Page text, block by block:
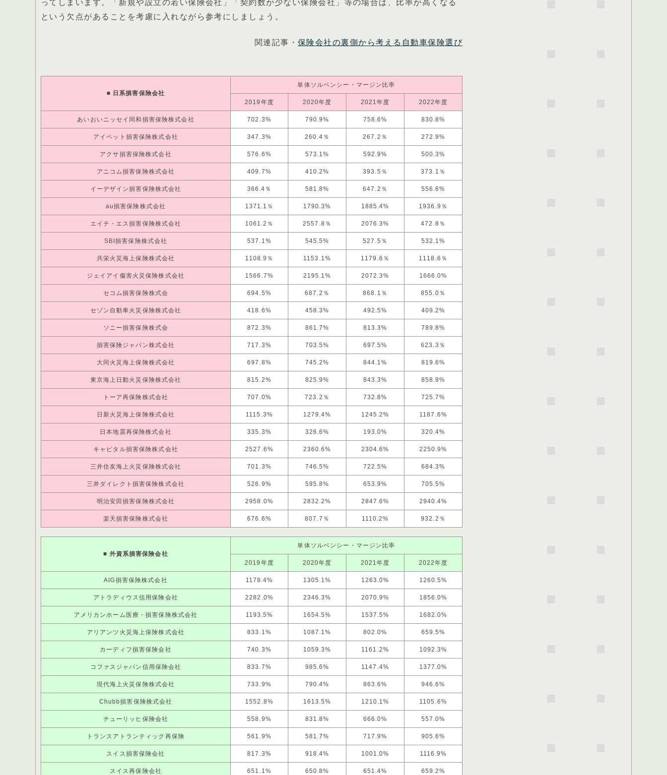
ってしまいます。「新規や設立の若い保険会社」「契約数が少ない保険会社」等の場合は、比率が高くなる
という欠点があることを考慮に入れながら参考にしましょう。
関連記事・保険会社の裏側から考える自動車保険選び
■ 日系損害保険会社
単体ソルベンシー・マージン比率
2019年度 2020年度 2021年度 2022年度
あいおいニッセイ同和損害保険株式会社 702.3% 790.9% 758.6% 830.8%
アイペット損害保険株式会社 347.3% 260.4％ 267.2％ 272.9%
アクサ損害保険株式会社 576.6% 573.1% 592.9% 500.3%
アニコム損害保険株式会社 409.7% 410.2% 393.5％ 373.1％
イーデザイン損害保険株式会社 366.4％ 581.8% 647.2％ 556.6%
au損害保険株式会社 1371.1％ 1790.3% 1885.4% 1936.9％
エイチ・エス損害保険株式会社 1061.2％ 2557.8％ 2076.3% 472.8％
SBI損害保険株式会社 537.1% 545.5% 527.5％ 532.1%
共栄火災海上保険株式会社 1108.9％ 1153.1% 1179.6％ 1118.6％
ジェイアイ傷害火災保険株式会社 1566.7% 2195.1% 2072.3% 1666.0%
セコム損害保険株式会 694.5% 687.2％ 868.1％ 855.0％
セゾン自動車火災保険株式会社 418.6% 458.3% 492.5% 409.2%
ソニー損害保険株式会 872.3% 861.7% 813.3% 789.8%
損害保険ジャパン株式会社 717.3% 703.5% 697.5% 623.3％
大同火災海上保険株式会社 697.8% 745.2% 844.1% 819.6%
東京海上日動火災保険株式会社 815.2% 825.9% 843.3% 858.9%
トーア再保険株式会社 707.0% 723.2％ 732.8% 725.7%
日新火災海上保険株式会社 1115.3% 1279.4% 1245.2% 1187.6%
日本地震再保険株式会社 335.3% 326.6% 193.0% 320.4%
キャピタル損害保険株式会社 2527.6% 2360.6% 2304.6% 2250.9%
三井住友海上火災保険株式会社 701.3% 746.5% 722.5% 684.3%
三井ダイレクト損害保険株式会社 526.9% 595.8% 653.9% 705.5%
明治安田損害保険株式会社 2958.0% 2832.2% 2847.6% 2940.4%
楽天損害保険株式会社 676.6% 807.7％ 1110.2% 932.2％
■ 外資系損害保険会社
単体ソルベンシー・マージン比率
2019年度 2020年度 2021年度 2022年度
AIG損害保険株式会社 1178.4% 1305.1% 1263.0% 1260.5%
アトラディウス信用保険会社 2282.0% 2346.3% 2070.9% 1856.0%
アメリカンホーム医療・損害保険株式会社 1193.5% 1654.5% 1537.5% 1682.0%
アリアンツ火災海上保険株式会社 833.1% 1087.1% 802.0% 659.5%
カーディフ損害保険会社 740.3% 1059.3% 1161.2% 1092.3%
コファスジャパン信用保険会社 833.7% 985.6% 1147.4% 1377.0%
現代海上火災保険株式会社 733.9% 790.4% 863.6% 946.6%
Chubb損害保険株式会社 1552.8% 1613.5% 1210.1% 1105.6%
チューリッヒ保険会社 558.9% 831.8% 666.0% 557.0%
トランスアトランティック再保険 561.9% 581.7% 717.9% 905.6%
スイス損害保険会社 817.3% 918.4% 1001.0% 1116.9%
スイス再保険会社 651.1% 650.8% 651.4% 659.2%